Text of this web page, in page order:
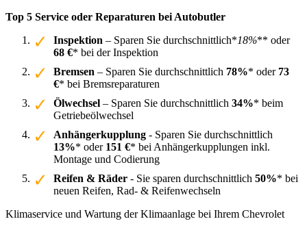
Top 5 Service oder Reparaturen bei Autobutler
Inspektion – Sparen Sie durchschnittlich*18%** oder
68 €* bei der Inspektion
Bremsen – Sparen Sie durchschnittlich 78%* oder 73
€* bei Bremsreparaturen
Ölwechsel – Sparen Sie durchschnittlich 34%* beim
Getriebeölwechsel
Anhängerkupplung - Sparen Sie durchschnittlich
13%* oder 151 €* bei Anhängerkupplungen inkl.
Montage und Codierung
Reifen & Räder - Sie sparen durchschnittlich 50%* bei
neuen Reifen, Rad- & Reifenwechseln
Klimaservice und Wartung der Klimaanlage bei Ihrem Chevrolet